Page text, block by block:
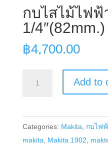
กบไสไม้ไฟฟ้
1/
฿4,700.00
ไฟฟ้า
3-
Add to
Categories: Makita กบไฟ
makita
Makita 1902